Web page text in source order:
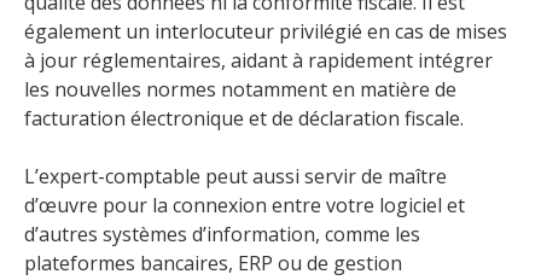
également un interlocuteur privilégié en cas de mises
à jour réglementaires, aidant à rapidement intégrer
les nouvelles normes notamment en matière de
facturation électronique et de déclaration fiscale.
L’expert-comptable peut aussi servir de maître
d’œuvre pour la connexion entre votre logiciel et
d’autres systèmes d’information, comme les
plateformes bancaires, ERP ou de gestion